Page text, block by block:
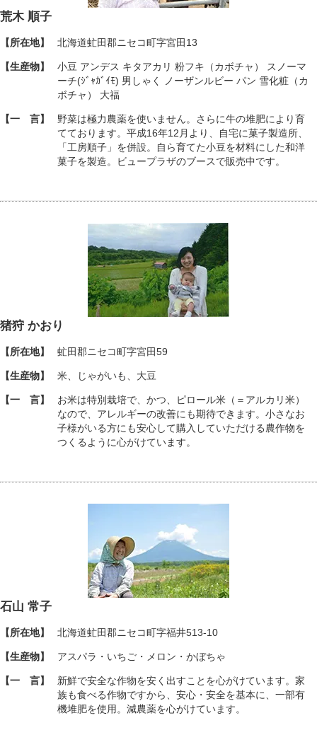
荒木 順子
【所在地】 北海道虻田郡ニセコ町字宮田13
【生産物】
小豆 アンデス キタアカリ 粉フキ（カボチャ） スノーマ
ーチ(ｼﾞｬｶﾞｲﾓ) 男しゃく ノーザンルビー パン 雪化粧（カ
ボチャ） 大福
【一 言】
野菜は極力農薬を使いません。さらに牛の堆肥により育
てております。平成16年12月より、自宅に菓子製造所、
「工房順子」を併設。自ら育てた小豆を材料にした和洋
菓子を製造。ビュープラザのブースで販売中です。
猪狩 かおり
【所在地】 虻田郡ニセコ町字宮田59
【生産物】 米、じゃがいも、大豆
【一 言】
お米は特別栽培で、かつ、ピロール米（＝アルカリ米）
なので、アレルギーの改善にも期待できます。小さなお
子様がいる方にも安心して購入していただける農作物を
つくるように心がけています。
石山 常子
【所在地】 北海道虻田郡ニセコ町字福井513-10
【生産物】 アスパラ・いちご・メロン・かぼちゃ
【一 言】
新鮮で安全な作物を安く出すことを心がけています。家
族も食べる作物ですから、安心・安全を基本に、一部有
機堆肥を使用。減農薬を心がけています。